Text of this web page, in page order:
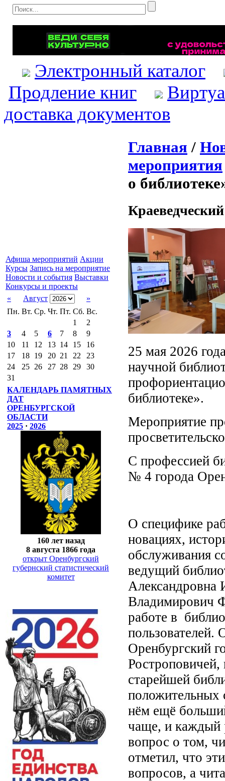
Электронный каталог
Продление книг
доставка документов
Афиша мероприятий Акции
Курсы Запись на мероприятие
Новости и события Выставки
Конкурсы и проекты
«
Август
»
Пн. Вт. Ср. Чт. Пт. Сб. Вс.
1
2
3
4 5 6 7 8
9
10
11 12 13 14 15
16
17
18 19 20 21 22
23
24
25 26 27 28 29
30
31
КАЛЕНДАРЬ ПАМЯТНЫХ
ДАТ
ОРЕНБУРГСКОЙ
ОБЛАСТИ
2025 · 2026
160 лет назад
8 августа 1866 года
открыт Оренбургский
губернский статистический
комитет
Главная /
мероприятия
о
25 мая 2026
научной
библиотеке».
Мероприятие
С профессией
№ 4 города
О специфике
новациях,
обслуживания
ведущий
Владимирович
работе в
пользователей.
Оренбургский
Ростроповичей,
старейшей
положительных
нём ещё
чаще, и каждый
вопрос о том,
отметил, что
вопросов, а